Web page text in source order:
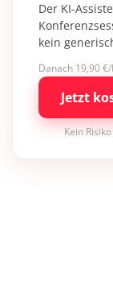
Der KI-
kein
Danach 19,90
Jetzt
Kein